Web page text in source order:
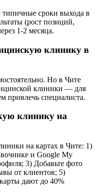
сроки выхода в
(рост позиций,
1-2 месяца.
клинику в
Но в Чите
клиники — для
привлечь специалиста.
клинику на
на картах в Чите: 1)
и Google My
3) Добавьте фото
от клиентов; 5)
дают до 40%